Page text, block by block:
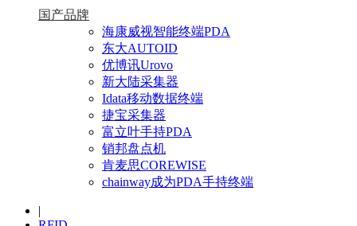
国产品牌
海康威视智能终端PDA
东大AUTOID
优博讯Urovo
新大陆采集器
Idata移动数据终端
捷宝采集器
富立叶手持PDA
销邦盘点机
肯麦思COREWISE
chainway成为PDA手持终端
|